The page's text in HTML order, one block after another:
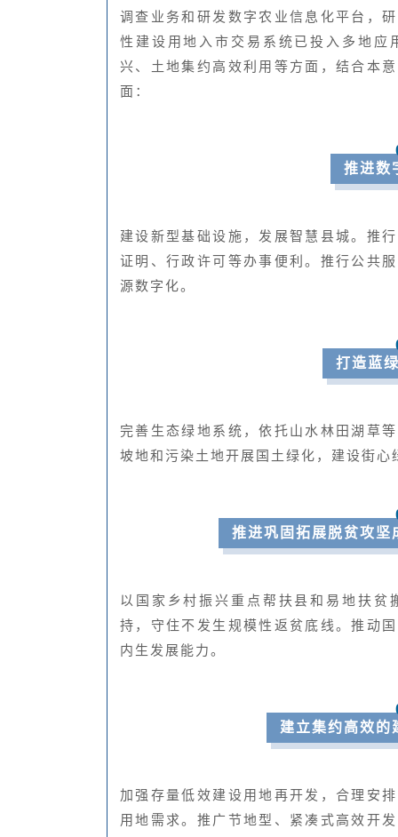
调查业务和研发数字农业信息化平台，
性建设用地入市交易系统已投入多地应
兴、土地集约高效利用等方面，结合本
面：
推进数
建设新型基础设施，发展智慧县城。推
证明、行政许可等办事便利。推行公共
源数字化。
打造蓝
完善生态绿地系统，依托山水林田湖草
坡地和污染土地开展国土绿化，建设街
推进巩固拓展脱贫攻坚
以国家乡村振兴重点帮扶县和易地扶
持，守住不发生规模性返贫底线。推动
内生发展能力。
建立集约高效的
加强存量低效建设用地再开发，合理安
用地需求。推广节地型、紧凑式高效开